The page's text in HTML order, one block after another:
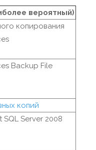
вероятный)
копирования
Backup File
копий
SQL Server 2008